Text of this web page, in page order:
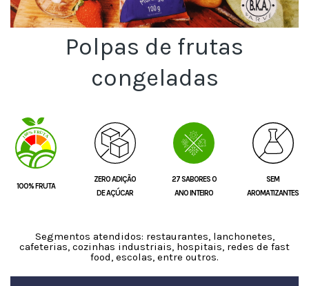
Polpas de frutas
congeladas
100% FRUTA
ZERO ADIÇÃO
DE AÇÚCAR
27 SABORES O
ANO INTEIRO
SEM
AROMATIZANTES
Segmentos atendidos: restaurantes, lanchonetes,
cafeterias, cozinhas industriais, hospitais, redes de fast
food, escolas, entre outros.